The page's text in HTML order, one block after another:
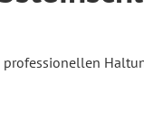
professionellen